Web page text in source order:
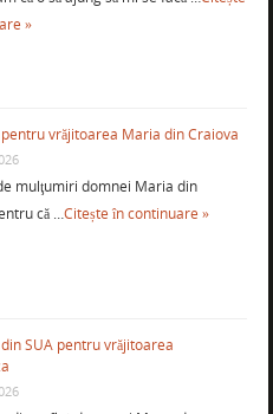
»
vrăjitoarea Maria din Craiova
mulţumiri domnei Maria din
că …Citește în continuare »
SUA pentru vrăjitoarea